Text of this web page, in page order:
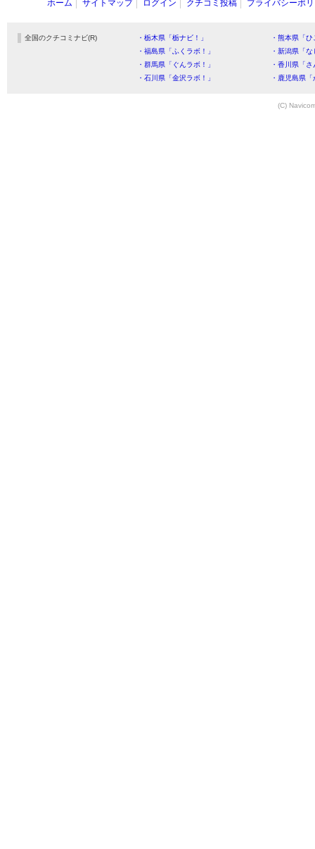
ホーム サイトマップ ログイン クチコミ投稿 プライバシーポ
全国のクチコミナビ(R) ・栃木県「栃ナビ！」
・熊本県「
・福島県「ふくラボ！」
・新潟県「
・群馬県「ぐんラボ！」
・香川県「
・石川県「金沢ラボ！」
・鹿児島県
(C)